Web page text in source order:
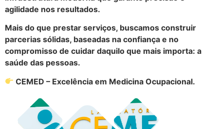
agilidade nos resultados.
Mais do que prestar serviços, buscamos construir
parcerias sólidas, baseadas na confiança e no
compromisso de cuidar daquilo que mais importa: a
saúde das pessoas.
CEMED – Excelência em Medicina Ocupacional.